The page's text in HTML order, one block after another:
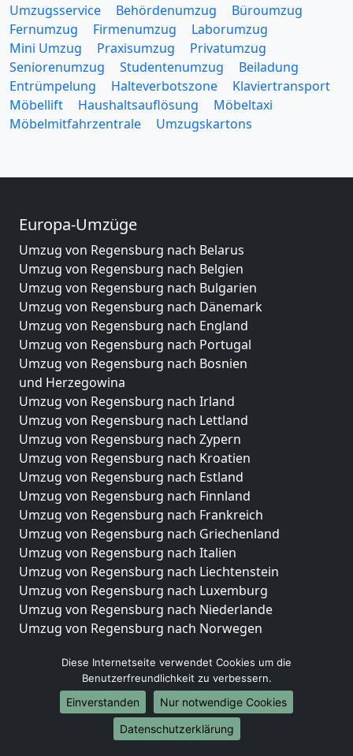
Umzugsservice Behördenumzug
Büroumzug
Fernumzug
Firmenumzug
Laborumzug
Mini Umzug
Praxisumzug
Privatumzug
Seniorenumzug
Studentenumzug
Beiladung
Entrümpelung
Halteverbotszone
Klaviertransport
Möbellift
Haushaltsauflösung
Möbeltaxi
Möbelmitfahrzentrale
Umzugskartons
Europa-Umzüge
Umzug von Regensburg nach Belarus
Umzug von Regensburg nach Belgien
Umzug von Regensburg nach Bulgarien
Umzug von Regensburg nach Dänemark
Umzug von Regensburg nach England
Umzug von Regensburg nach Portugal
Umzug von Regensburg nach Bosnien
und Herzegowina
Umzug von Regensburg nach Irland
Umzug von Regensburg nach Lettland
Umzug von Regensburg nach Zypern
Umzug von Regensburg nach Kroatien
Umzug von Regensburg nach Estland
Umzug von Regensburg nach Finnland
Umzug von Regensburg nach Frankreich
Umzug von Regensburg nach Griechenland
Umzug von Regensburg nach Italien
Umzug von Regensburg nach Liechtenstein
Umzug von Regensburg nach Luxemburg
Umzug von Regensburg nach Niederlande
Umzug von Regensburg nach Norwegen
Umzüge-Deutschlandweit
Umzug von Regensburg nach Berlin
Umzug von Regensburg nach Hamburg
Umzug von Regensburg nach München
Umzug von Regensburg nach Köln
Diese Internetseite verwendet Cookies um die
Benutzerfreundlichkeit zu verbessern.
Einverstanden
Nur notwendige Cookies
Datenschutzerklärung